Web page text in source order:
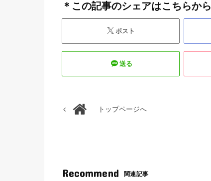
＊この記事のシェアはこちらから
ポスト
送る
トップページへ
Recommend 関連記事